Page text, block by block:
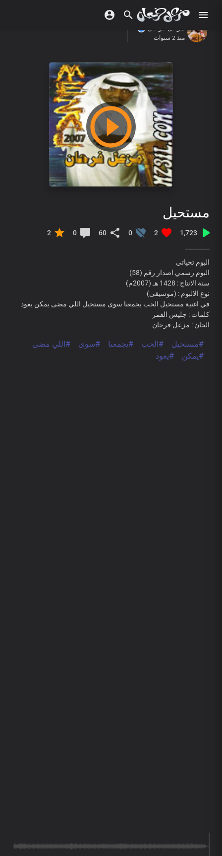
منذ 2 سنوات
مستحيل
1,723
2
0
60
0
2
البوم تحياتي
البوم رسمي اصدار رقم (58)
سنة الانتاج : 1428 هـ (2007م)
نوع الالبوم : (موسيقى)
في اغنية مستحيل الحب يجمعنا سوى مستحيل اللي مضى يمكن يعود
كلمات : جليس القمر
الحان : مزعل فرحان
#مستحيل #الحب #يجمعنا #سوى
#اللي مضى
#يمكن
#يعود